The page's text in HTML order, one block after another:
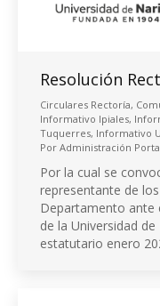
Resolución
Circulares Rectoría,
Informativo Ipiales,
Tuquerres, Informativo
Por Administración
Por la cual se
representante de
Departamento ante
de la Universidad
estatutario enero